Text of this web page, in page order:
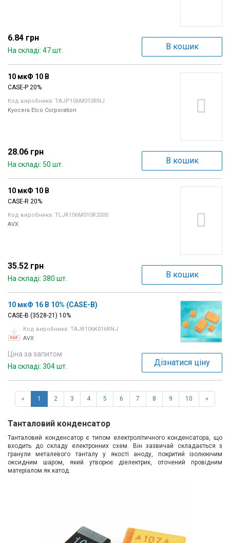
6.84 грн
На складі: 47 шт. В кошик
10 мкФ 10 В
CASE-P 20%
Код виробника: TAJP106M010RNJ
Kyocera Elco Corporation
28.06 грн
На складі: 50 шт. В кошик
10 мкФ 10 В
CASE-R 20%
Код виробника: TLJR106M010R2000
AVX
35.52 грн
На складі: 380 шт. В кошик
10 мкФ 16 В 10% (CASE-B)
CASE-B (3528-21) 10%
Код виробника: TAJB106K016RNJ
AVX
Ціна за запитом
На складі: 304 шт.
Дізнатися ціну
« 1 2 3 4 5 6 7 8 9 10 »
Танталовий конденсатор
Танталовий конденсатор є типом електролітичного конденсатора, що
входить до складу електронних схем. Він зазвичай складається з
гранули металевого танталу у якості аноду, покритий ізолюючим
оксидним шаром, який утворює діелектрик, оточений провідним
матеріалом як катод.